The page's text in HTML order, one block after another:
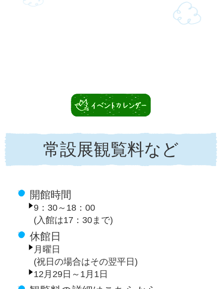
常設展観覧料など
開館時間
9：30～18：00
(入館は17：30まで)
休館日
月曜日
(祝日の場合はその翌平日)
12月29日～1月1日